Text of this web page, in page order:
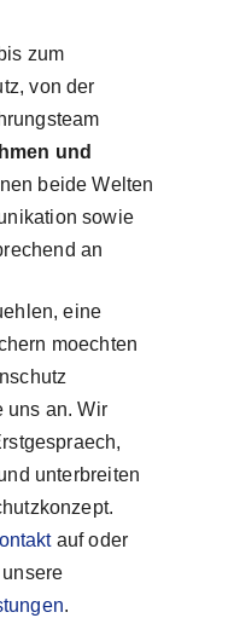
zum
von der
und
beide Welten
sowie
an
eine
moechten
uns an. Wir
unterbreiten
auf oder
.